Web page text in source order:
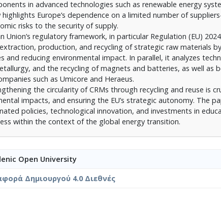
in advanced technologies such as renewable energy
Europe’s dependence on a limited number of
risks to the security of supply.
Union’s regulatory framework, in particular Regulation (EU)
production, and recycling of strategic raw materials
and reducing environmental impact. In parallel, it analyzes
and the recycling of magnets and batteries, as well as
such as Umicore and Heraeus.
the circularity of CRMs through recycling and reuse is
impacts, and ensuring the EU’s strategic autonomy. The
policies, technological innovation, and investments in
within the context of the global energy transition.
Open University
Δημιουργού 4.0 Διεθνές